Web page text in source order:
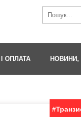
ОПЛАТА НОВИНИ,